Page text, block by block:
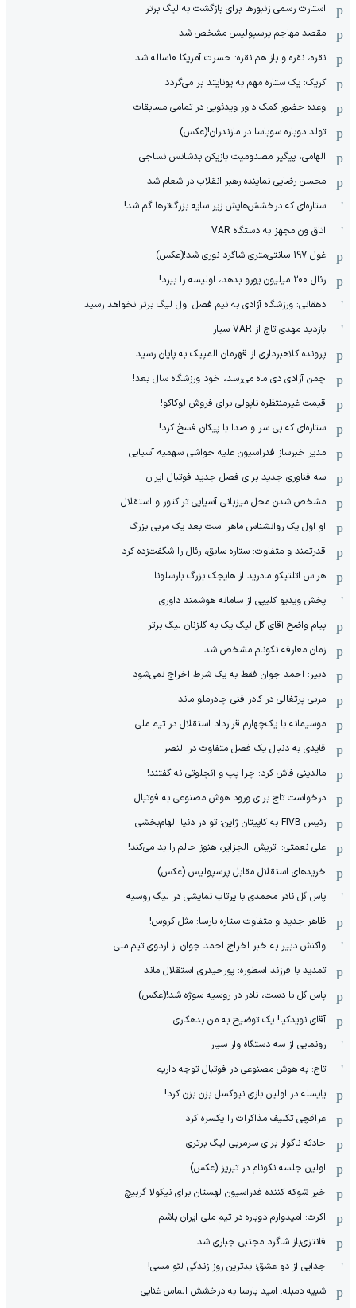
استارت رسمی زنبورها برای بازگشت به لیگ برتر
مقصد مهاجم پرسپولیس مشخص شد
نقره، نقره و باز هم نقره: حسرت آمریکا ۱۰‌ساله شد
کریک: یک ستاره مهم به یونایتد بر می‌گردد
وعده حضور کمک داور ویدئویی در تمامی مسابقات
تولد دوباره سوباسا در مازندران!(عکس)
الهامی، پیگیر مصدومیت بازیکن بدشانس نساجی
محسن رضایی نماینده رهبر انقلاب در شعام شد
ستاره‌ای که درخشش‌هایش زیر سایه بزرگ‌ترها گم شد!
اتاق ون مجهز به دستگاه VAR
غول 197 سانتی‌متری شاگرد نوری شد!(عکس)
رئال ۲۰۰ میلیون یورو بدهد، اولیسه را ببرد!
دهقانی: ورزشگاه آزادی به نیم فصل اول لیگ برتر نخواهد رسید
بازدید مهدی تاج از VAR سیار
پرونده کلاهبرداری از قهرمان المپیک به پایان رسید
چمن آزادی دی ماه می‌رسد، خود ورزشگاه سال بعد!
قیمت غیرمنتظره ناپولی برای فروش لوکاکو!
ستاره‌ای که بی سر و صدا با پیکان فسخ کرد!
مدیر خبرساز فدراسیون علیه حواشی سهمیه آسیایی
سه فناوری جدید برای فصل جدید فوتبال ایران
مشخص شدن محل میزبانی آسیایی تراکتور و استقلال
او اول یک روانشناس ماهر است بعد یک مربی بزرگ
قدرتمند و متفاوت: ستاره سابق، رئال را شگفت‌زده کرد
هراس اتلتیکو مادرید از هایجک بزرگ بارسلونا
پخش ویدیو کلیپی از سامانه هوشمند داوری
پیام واضح آقای گل لیگ یک به گلزنان لیگ برتر
زمان معارفه نکونام مشخص شد
دبیر: احمد جوان فقط به یک شرط اخراج نمی‌شود
مربی پرتغالی در کادر فنی چادرملو ماند
موسیمانه با یک‌چهارم قرارداد استقلال در تیم ملی
قایدی به دنبال یک فصل متفاوت در النصر
مالدینی فاش کرد: چرا پپ و آنچلوتی نه گفتند!
درخواست تاج برای ورود هوش مصنوعی به فوتبال
رئیس FIVB به کاپیتان ژاپن: تو در دنیا الهام‌بخشی
علی نعمتی: اتریش- الجزایر، هنوز حالم را بد می‌کند!
خریدهای استقلال مقابل پرسپولیس (عکس)
پاس گل نادر محمدی با پرتاب نمایشی در لیگ روسیه
ظاهر جدید و متفاوت ستاره بارسا: مثل کروس!
واکنش دبیر به خبر اخراج احمد جوان از اردوی تیم ملی
تمدید با فرزند اسطوره: پورحیدری استقلال ماند
پاس گل با دست، نادر در روسیه سوژه شد!(عکس)
آقای نویدکیا! یک توضیح به من بدهکاری
رونمایی از سه دستگاه وار سیار
تاج: به هوش مصنوعی در فوتبال توجه داریم
یایسله در اولین بازی نیوکسل بزن بزن کرد!
عراقچی تکلیف مذاکرات را یکسره کرد
حادثه ناگوار برای سرمربی لیگ برتری
اولین جلسه نکونام در تبریز (عکس)
خبر شوکه کننده فدراسیون لهستان برای نیکولا گربیچ
اکرت: امیدوارم دوباره در تیم ملی ایران باشم
فانتزی‌باز شاگرد مجتبی جباری شد
جدایی از دو عشق؛ بدترین روز زندگی لئو مسی!
شبیه دمبله: امید بارسا به درخشش الماس غنایی